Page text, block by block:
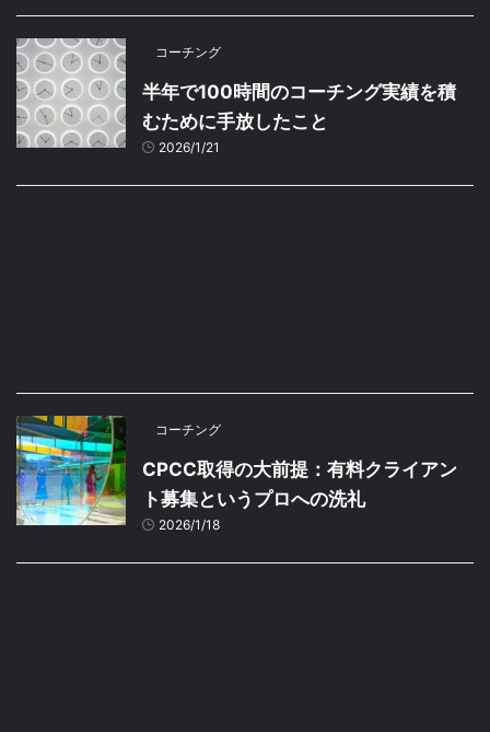
コーチング
半年で100時間のコーチング実績を積
むために手放したこと
2026/1/21
コーチング
CPCC取得の大前提：有料クライアン
ト募集というプロへの洗礼
2026/1/18